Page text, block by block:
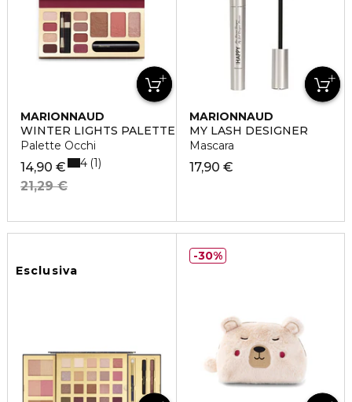
MARIONNAUD
WINTER LIGHTS PALETTE
Palette Occhi
14,90 €
21,29 €
4 1
MARIONNAUD
MY LASH DESIGNER
Mascara
17,90 €
Esclusiva
30%